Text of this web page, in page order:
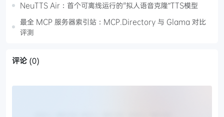
NeuTTS Air：首个可离线运行的"拟人语音克隆”TTS模型
最全 MCP 服务器索引站：MCP.Directory 与 Glama 对比
评测
评论 (0)